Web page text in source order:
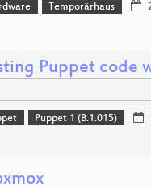
Temporärhaus
Puppet code
Puppet 1 (B.1.015)